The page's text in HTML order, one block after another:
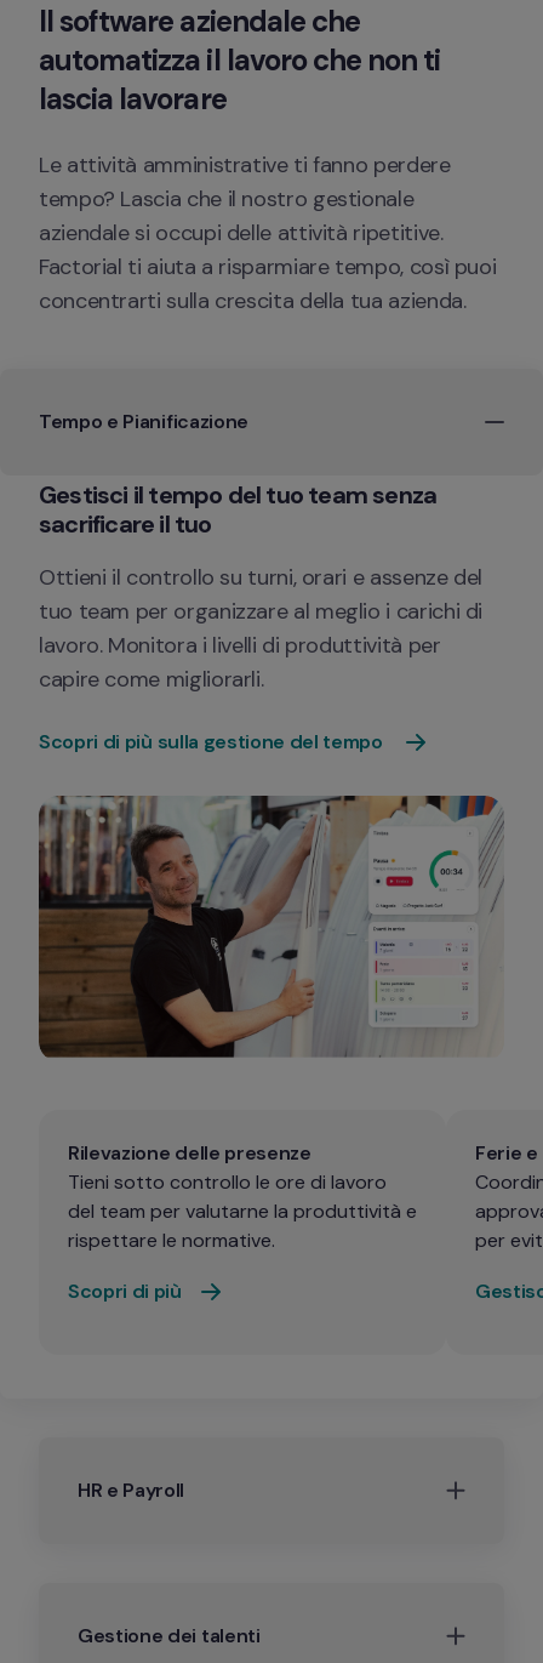
Il software aziendale che
automatizza il lavoro che non ti
lascia lavorare
Le attività amministrative ti fanno perdere
tempo? Lascia che il nostro gestionale
aziendale si occupi delle attività ripetitive.
Factorial ti aiuta a risparmiare tempo, così puoi
concentrarti sulla crescita della tua azienda.
Gestisci il tempo del tuo team senza
sacrificare il tuo
Ottieni il controllo su turni, orari e assenze del
tuo team per organizzare al meglio i carichi di
lavoro. Monitora i livelli di produttività per
capire come migliorarli.
Scopri di più sulla gestione del tempo
Rilevazione delle presenze
Tieni sotto controllo le ore di lavoro
del team per valutarne la produttività e
rispettare le normative.
Scopri di più
Ferie
per
HR e Payroll
Gestione dei talenti